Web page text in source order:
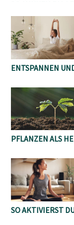
ENTSPANNEN
PFLANZEN ALS
SO AKTIVIERST